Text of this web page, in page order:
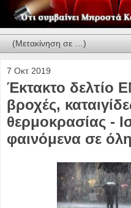
7 Οκτ 2019
Έκτακτο δελτίο
βροχές,
θερμοκρασίας -
φαινόμενα σε